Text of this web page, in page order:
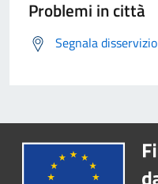
Problemi in città
Segnala disservizio